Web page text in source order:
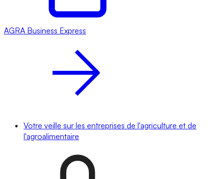
AGRA Business Express
Votre veille sur les entreprises de l'agriculture et de
l'agroalimentaire